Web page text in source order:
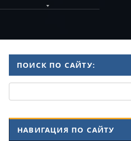
ПОИСК ПО САЙТУ:
НАВИГАЦИЯ ПО САЙТУ